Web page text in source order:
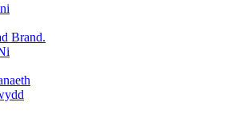
Brand.